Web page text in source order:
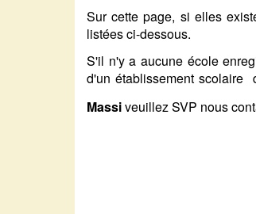
Sur cette page, si elles
listées ci-dessous.
S'il n'y a aucune école
d'un établissement scolaire
Massiveuillez SVP nous